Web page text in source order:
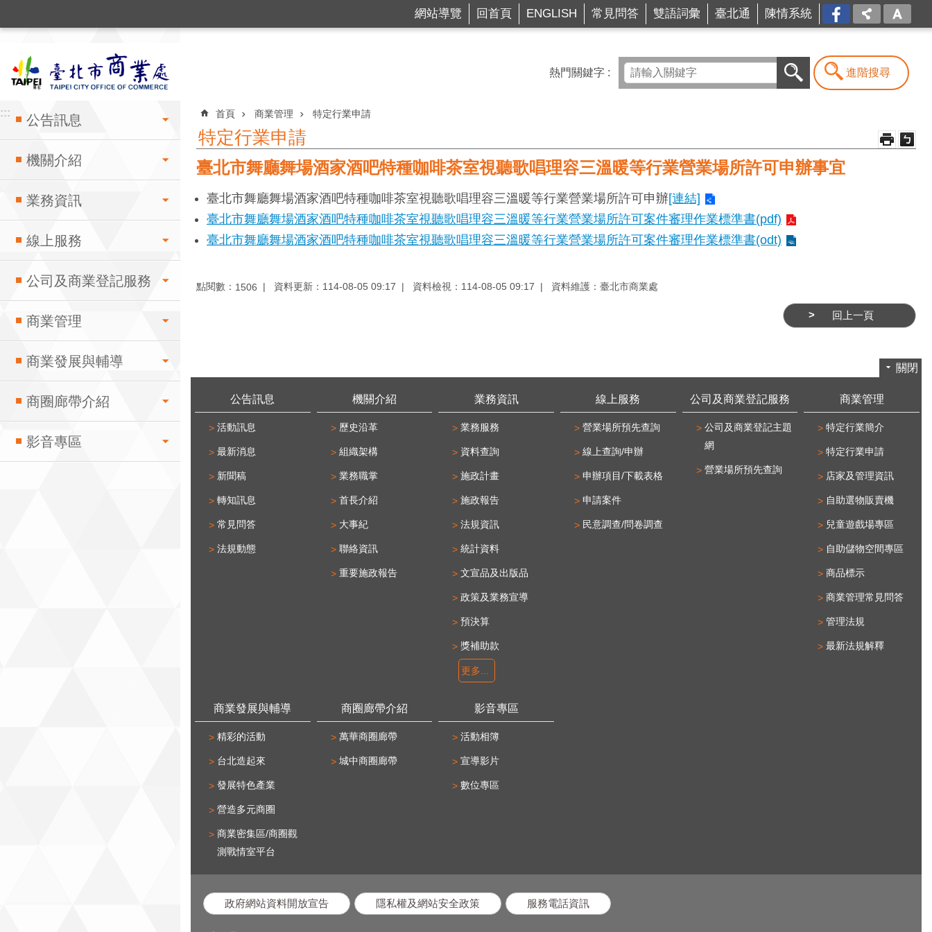
網站導覽 回首頁 ENGLISH 常見問答 雙語詞彙 臺北通 陳情系統 FB
::: 公告訊息
機關介紹
業務資訊
線上服務
公司及商業登記服務
商業管理
商業發展與輔導
商圈廊帶介紹
影音專區
熱門關鍵字 進階搜尋
:::
首頁 商業管理 特定行業申請
特定行業申請
臺北市舞廳舞場酒家酒吧特種咖啡茶室視聽歌唱理容三溫暖等行業營業場所許可申辦事宜
臺北市舞廳舞場酒家酒吧特種咖啡茶室視聽歌唱理容三溫暖等行業營業場所許可申辦[連結]
臺北市舞廳舞場酒家酒吧特種咖啡茶室視聽歌唱理容三溫暖等行業營業場所許可案件審理作業標準書(pdf)
臺北市舞廳舞場酒家酒吧特種咖啡茶室視聽歌唱理容三溫暖等行業營業場所許可案件審理作業標準書(odt)
點閱數： 1506 資料更新：114-08-05 09:17 資料檢視：114-08-05 09:17 資料維護：臺北市商業處
回上一頁
關閉
公告訊息
活動訊息
最新消息
新聞稿
轉知訊息
常見問答
法規動態
機關介紹
歷史沿革
組織架構
業務職掌
首長介紹
大事紀
聯絡資訊
重要施政報告
業務資訊
業務服務
資料查詢
施政計畫
施政報告
法規資訊
統計資料
文宣品及出版品
政策及業務宣導
預決算
獎補助款
更多...
線上服務
營業場所預先查詢
線上查詢/申辦
申辦項目/下載表格
申請案件
民意調查/問卷調查
公司及商業登記服務
公司及商業登記主題
網
營業場所預先查詢
商業管理
特定行業簡介
特定行業申請
店家及管理資訊
自助選物販賣機
兒童遊戲場專區
自助儲物空間專區
商品標示
商業管理常見問答
管理法規
最新法規解釋
商業發展與輔導
精彩的活動
台北造起來
發展特色產業
營造多元商圈
商業密集區/商圈觀
測戰情室平台
商圈廊帶介紹
萬華商圈廊帶
城中商圈廊帶
影音專區
活動相簿
宣導影片
數位專區
政府網站資料開放宣告 隱私權及網站安全政策 服務電話資訊